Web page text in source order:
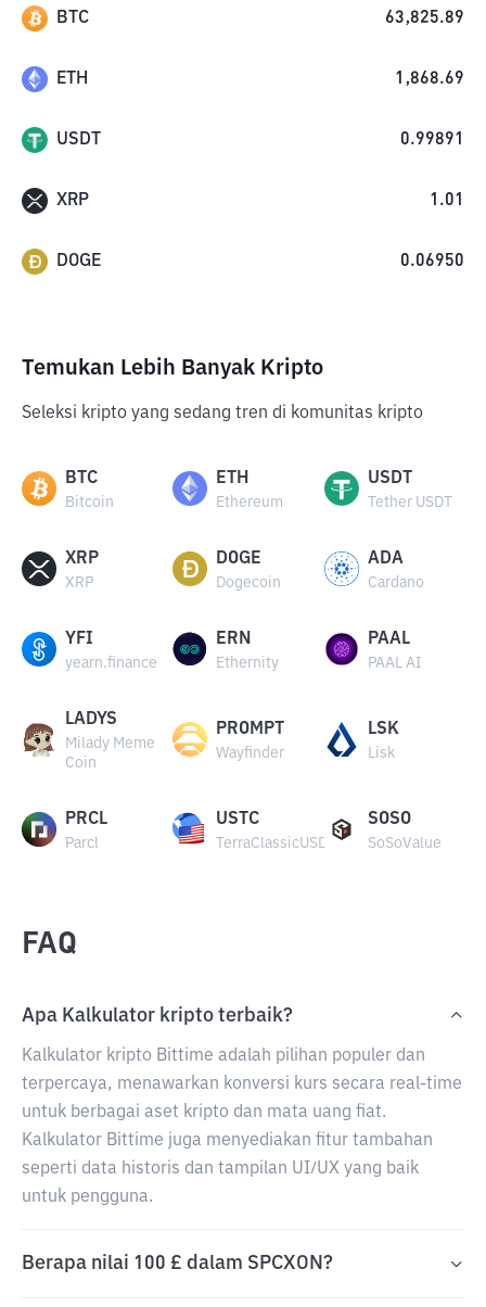
BTC 63,825.89
ETH 1,868.69
USDT 0.99891
XRP 1.01
DOGE 0.06950
Temukan Lebih Banyak Kripto
Seleksi kripto yang sedang tren di komunitas kripto
BTC
Bitcoin
ETH
Ethereum
USDT
Tether USDT
XRP
XRP
DOGE
Dogecoin
ADA
Cardano
YFI
yearn.finance
ERN
Ethernity
PAAL
PAAL AI
LADYS
Milady Meme
Coin
PROMPT
Wayfinder
LSK
Lisk
PRCL
Parcl
USTC
TerraClassicUSD
SOSO
SoSoValue
FAQ
Apa Kalkulator kripto terbaik?
Kalkulator kripto Bittime adalah pilihan populer dan
terpercaya, menawarkan konversi kurs secara real-time
untuk berbagai aset kripto dan mata uang fiat.
Kalkulator Bittime juga menyediakan fitur tambahan
seperti data historis dan tampilan UI/UX yang baik
untuk pengguna.
Berapa nilai 100 £ dalam SPCXON?